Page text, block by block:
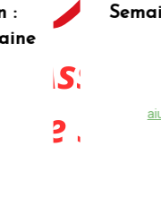
Semaine de
les